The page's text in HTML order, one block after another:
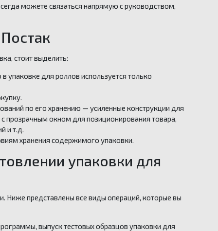
можете связаться напрямую с руководством,
стоит выделить:
упаковке для роллов используется только
по его хранению — усиленные конструкции для
прозрачным окном для позиционирования товара,
и т.д.
хранения содержимого упаковки.
упаковки для
Ниже представлены все виды операций, которые вы
выпуск тестовых образцов упаковки для